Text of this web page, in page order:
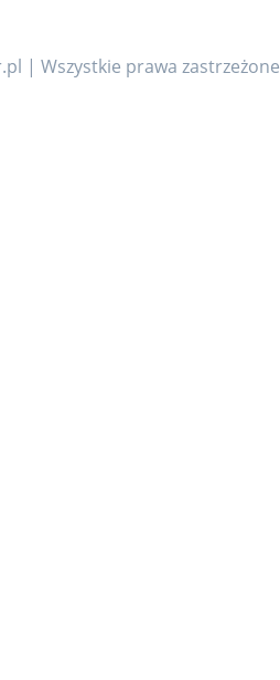
| Wszystkie prawa zastrzeżone